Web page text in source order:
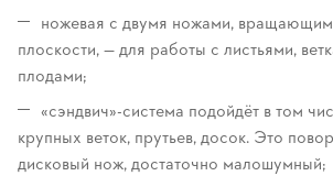
ножевая с двумя ножами,
плоскости, — для работы с листьями,
плодами;
«сэндвич»-система подойдёт в том
крупных веток, прутьев, досок. Это
дисковый нож, достаточно малошумный;